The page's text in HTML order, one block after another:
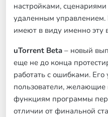
настройками,
удаленным управлением.
имеют в виду именно эту
uTorrent Beta– новый
еще не до конца
работать с ошибками. Его
пользователи, желающие
функциям программы
отличии от финальной